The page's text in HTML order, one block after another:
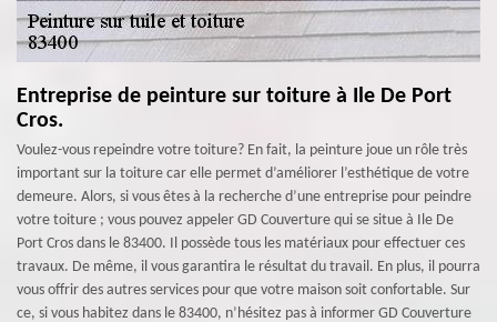
Entreprise de peinture sur toiture à Ile De Port
Cros.
Voulez-vous repeindre votre toiture? En fait, la peinture joue un rôle très
important sur la toiture car elle permet d’améliorer l’esthétique de votre
demeure. Alors, si vous êtes à la recherche d’une entreprise pour peindre
votre toiture ; vous pouvez appeler GD Couverture qui se situe à Ile De
Port Cros dans le 83400. Il possède tous les matériaux pour effectuer ces
travaux. De même, il vous garantira le résultat du travail. En plus, il pourra
vous offrir des autres services pour que votre maison soit confortable. Sur
ce, si vous habitez dans le 83400, n’hésitez pas à informer GD Couverture